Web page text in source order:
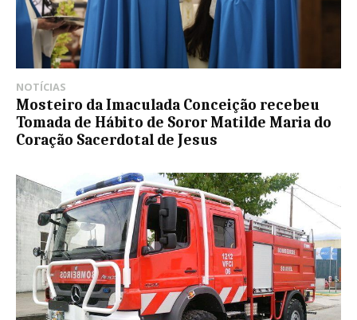
NOTÍCIAS
Mosteiro da Imaculada Conceição recebeu
Tomada de Hábito de Soror Matilde Maria do
Coração Sacerdotal de Jesus